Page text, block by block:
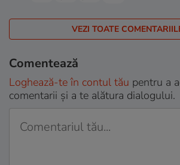
VEZI TOATE
Comentează
Loghează-te în contul tău pentru a
comentarii și a te alătura dialogului.